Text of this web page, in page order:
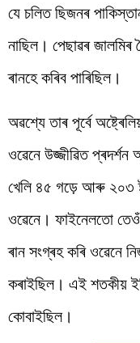
যে চলিত ছিজনৰ
নাছিল। পেছাৱৰ
ৰানহে কৰিব পাৰিছিল।
অৱশ্যে তাৰ পূৰ্বে
ওৱেনে উজ্জীৱিত
খেলি ৪৫ গড়ে আৰু ২০৩
ওৱেনে। ফাইনেলতো
ৰান সংগ্ৰহ কৰি ওৱেনে
কৰাইছিল। এই শতকীয়
কোবাইছিল।